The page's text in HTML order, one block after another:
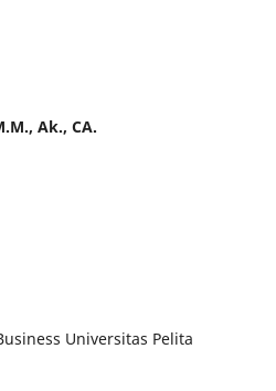
Ak., CA.
Universitas Pelita